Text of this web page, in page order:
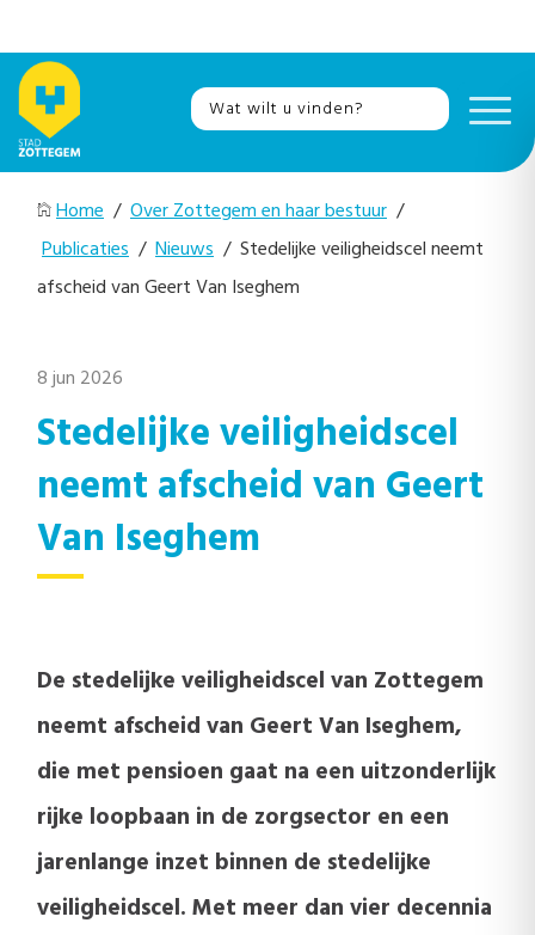
Home / Over Zottegem en haar bestuur /
Publicaties / Nieuws / Stedelijke veiligheidscel neemt
afscheid van Geert Van Iseghem
8 jun 2026
Stedelijke veiligheidscel
neemt afscheid van Geert
Van Iseghem
De stedelijke veiligheidscel van Zottegem
neemt afscheid van Geert Van Iseghem,
die met pensioen gaat na een uitzonderlijk
rijke loopbaan in de zorgsector en een
jarenlange inzet binnen de stedelijke
veiligheidscel. Met meer dan vier decennia